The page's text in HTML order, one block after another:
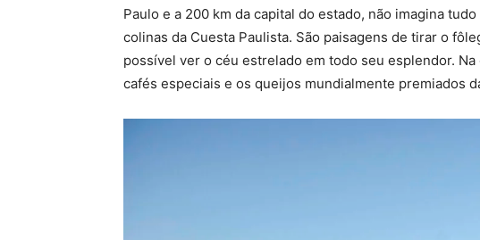
Paulo e a 200 km da capital do estado, não imagina
colinas da Cuesta Paulista. São paisagens de tirar o
possível ver o céu estrelado em todo seu esplendor.
cafés especiais e os queijos mundialmente premiados